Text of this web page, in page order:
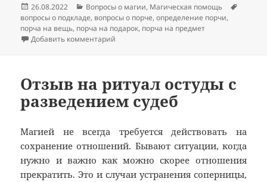
Опубликовано
26.08.2022 Рубрики
Вопросы о магии, Магическая помощь
вопросы о подкладе, вопросы о порче,определение порчи,
порча на вещь, порча на подарок, порча на предмет
Добавить комментарий
Отзыв на ритуал остуды с
разведением судеб
Магией не всегда требуется действовать на
сохранение отношений. Бывают ситуации, когда
нужно и важно как можно скорее отношения
прекратить. Это и случаи устранения соперницы,